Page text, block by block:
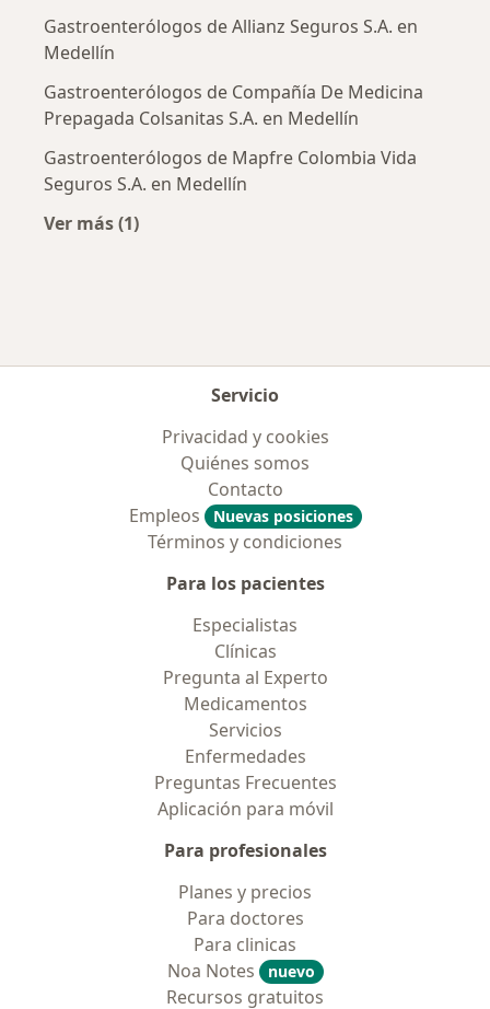
Gastroenterólogos de Allianz Seguros S.A. en
Medellín
Gastroenterólogos de Compañía De Medicina
Prepagada Colsanitas S.A. en Medellín
Gastroenterólogos de Mapfre Colombia Vida
Seguros S.A. en Medellín
Ver más (1)
Servicio
Privacidad y cookies
Quiénes somos
Contacto
Empleos
Nuevas posiciones
Términos y condiciones
Para los pacientes
Especialistas
Clínicas
Pregunta al Experto
Medicamentos
Servicios
Enfermedades
Preguntas Frecuentes
Aplicación para móvil
Para profesionales
Planes y precios
Para doctores
Para clinicas
Noa Notes
nuevo
Recursos gratuitos